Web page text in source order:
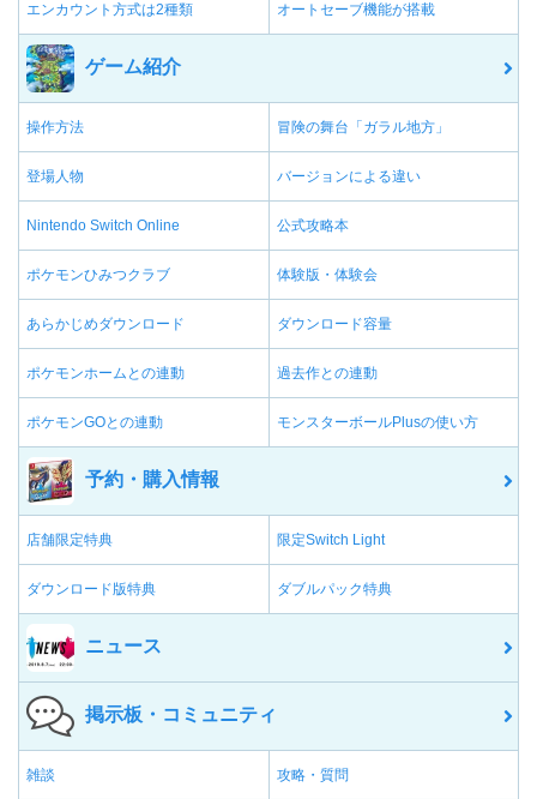
エンカウント方式は2種類 オートセーブ機能が搭載
ゲーム紹介
操作方法 冒険の舞台「ガラル地方」
登場人物 バージョンによる違い
Nintendo Switch Online 公式攻略本
ポケモンひみつクラブ 体験版・体験会
あらかじめダウンロード ダウンロード容量
ポケモンホームとの連動 過去作との連動
ポケモンGOとの連動 モンスターボールPlusの使い方
予約・購入情報
店舗限定特典 限定Switch Light
ダウンロード版特典 ダブルパック特典
ニュース
掲示板・コミュニティ
雑談 攻略・質問